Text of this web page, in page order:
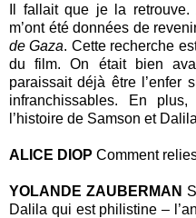
Il fallait que je la
m’ont été données de
de Gaza. Cette recherche
du film. On était bien
paraissait déjà être l’enfer
infranchissables. En
l’histoire de Samson et
ALICE DIOP Comment
YOLANDE ZAUBERMAN
Dalila qui est philistine –